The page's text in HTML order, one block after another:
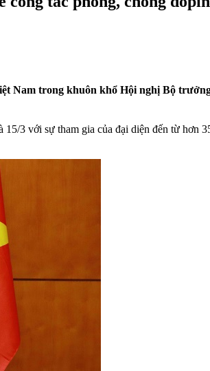
Nam trong khuôn khổ Hội nghị Bộ
3 với sự tham gia của đại diện đến từ hơn